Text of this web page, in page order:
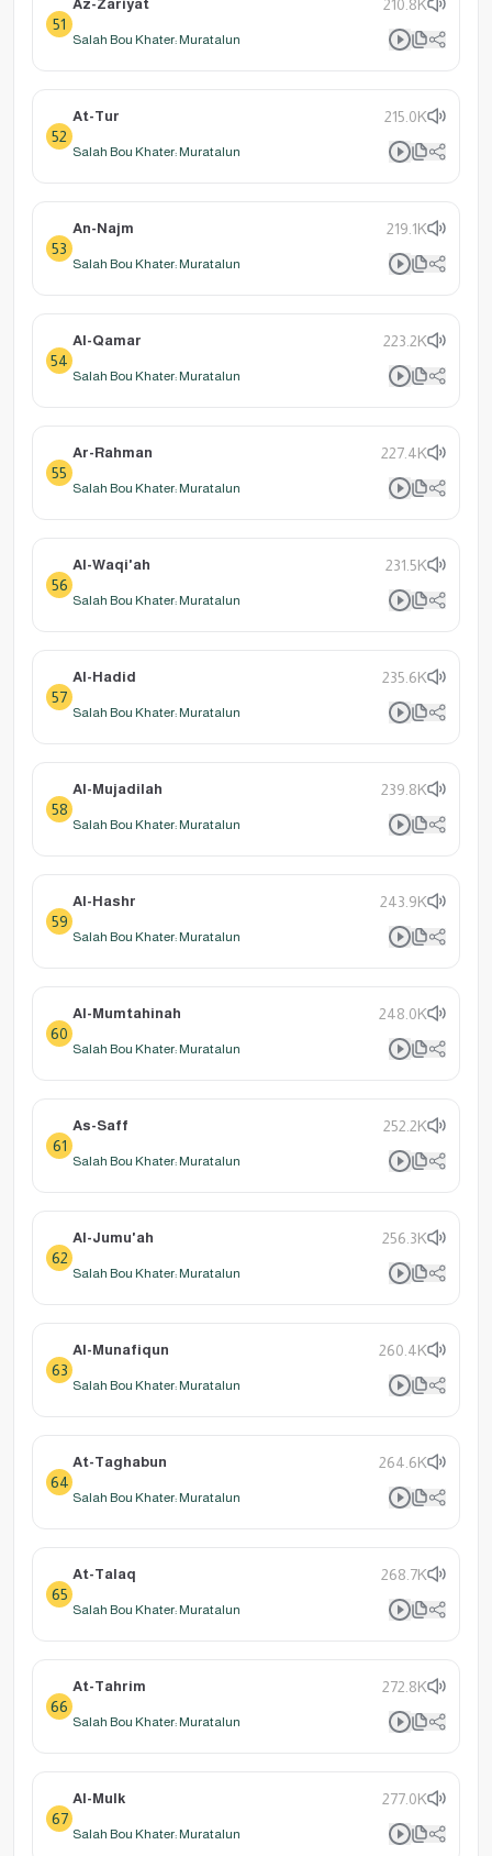
51
Az-Zariyat 210.8K
Salah Bou Khater: Muratalun
52
At-Tur 215.0K
Salah Bou Khater: Muratalun
53
An-Najm 219.1K
Salah Bou Khater: Muratalun
54
Al-Qamar 223.2K
Salah Bou Khater: Muratalun
55
Ar-Rahman 227.4K
Salah Bou Khater: Muratalun
56
Al-Waqi'ah 231.5K
Salah Bou Khater: Muratalun
57
Al-Hadid 235.6K
Salah Bou Khater: Muratalun
58
Al-Mujadilah 239.8K
Salah Bou Khater: Muratalun
59
Al-Hashr 243.9K
Salah Bou Khater: Muratalun
60
Al-Mumtahinah 248.0K
Salah Bou Khater: Muratalun
61
As-Saff 252.2K
Salah Bou Khater: Muratalun
62
Al-Jumu'ah 256.3K
Salah Bou Khater: Muratalun
63
Al-Munafiqun 260.4K
Salah Bou Khater: Muratalun
64
At-Taghabun 264.6K
Salah Bou Khater: Muratalun
65
At-Talaq 268.7K
Salah Bou Khater: Muratalun
66
At-Tahrim 272.8K
Salah Bou Khater: Muratalun
67
Al-Mulk 277.0K
Salah Bou Khater: Muratalun